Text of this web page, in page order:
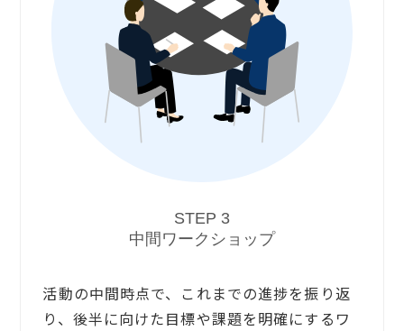
STEP 3
中間ワークショップ
活動の中間時点で、これまでの進捗を振り返
り、後半に向けた目標や課題を明確にするワ